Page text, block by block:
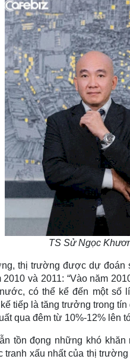
TS Sử Ngọc
thị trường được dự đoán
và 2011: “Vào năm
có thể kể đến một số
tiếp là tăng trưởng trong
qua đêm từ 10%-12% lên
tồn đọng những khó
xấu nhất của thị